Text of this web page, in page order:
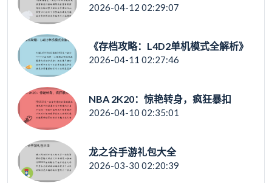
2026-04-12 02:29:07
《存档攻略：L4D2单机模式全解析》
2026-04-11 02:27:46
NBA 2K20：惊艳转身，疯狂暴扣
2026-04-10 02:35:01
龙之谷手游礼包大全
2026-03-30 02:20:39